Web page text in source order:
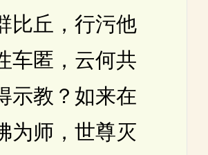
比丘，行污他
车匿，云何共
示教？如来在
为师，世尊灭